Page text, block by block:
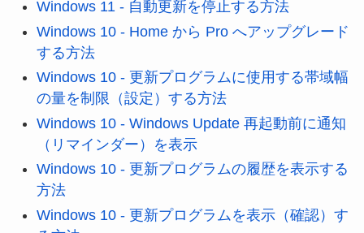
Windows 11 - 自動更新を停止する方法
Windows 10 - Home から Pro へアップグレード
する方法
Windows 10 - 更新プログラムに使用する帯域幅
の量を制限（設定）する方法
Windows 10 - Windows Update 再起動前に通知
（リマインダー）を表示
Windows 10 - 更新プログラムの履歴を表示する
方法
Windows 10 - 更新プログラムを表示（確認）す